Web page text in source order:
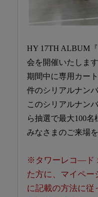
HY 17TH ALBUM
会を開催いたします
期間中に専用カー
件のシリアルナン
このシリアルナン
ら抽選で最大100
みなさまのご来場
※タワーレコ―ド
た方に、マイペー
に記載の方法に従